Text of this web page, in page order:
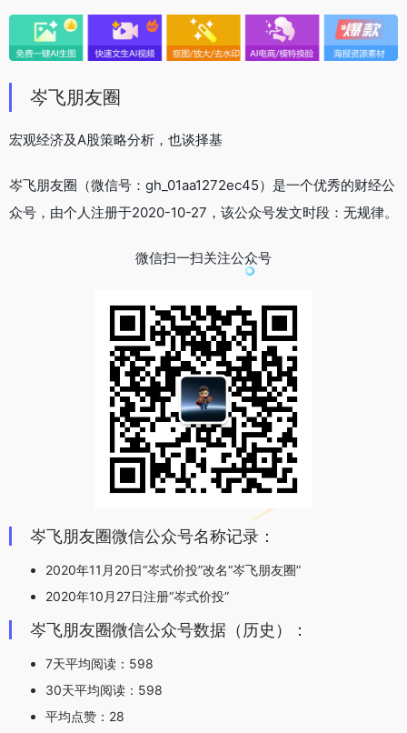
岑飞朋友圈
宏观经济及A股策略分析，也谈择基
岑飞朋友圈（微信号：gh_01aa1272ec45）是一个优秀的财经公
众号，由个人注册于2020-10-27，该公众号发文时段：无规律。
微信扫一扫关注公众号
岑飞朋友圈微信公众号名称记录：
2020年11月20日“岑式价投”改名“岑飞朋友圈”
2020年10月27日注册“岑式价投”
岑飞朋友圈微信公众号数据（历史）：
7天平均阅读：598
30天平均阅读：598
平均点赞：28